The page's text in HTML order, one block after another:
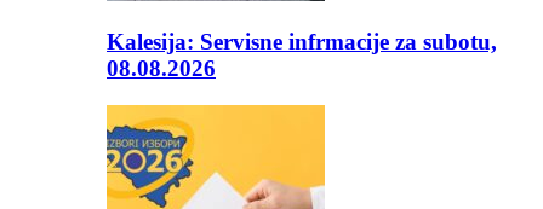
Kalesija: Servisne infrmacije za subotu,
08.08.2026